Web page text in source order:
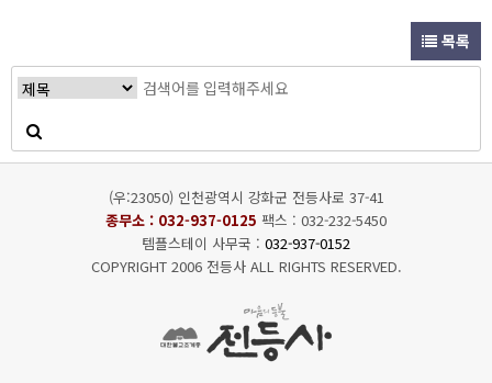
목록
(우:23050) 인천광역시 강화군 전등사로 37-41
종무소 : 032-937-0125 팩스 : 032-232-5450
템플스테이 사무국 : 032-937-0152
COPYRIGHT 2006 전등사 ALL RIGHTS RESERVED.